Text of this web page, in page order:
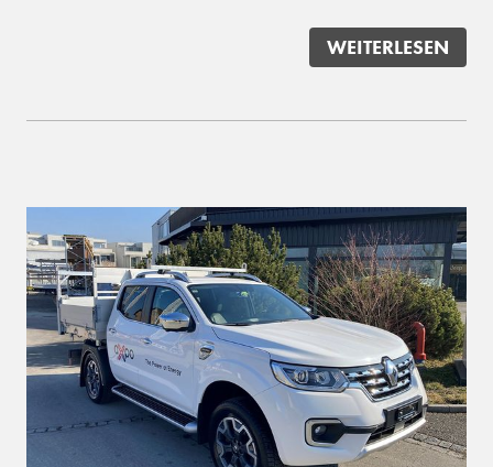
WEITERLESEN